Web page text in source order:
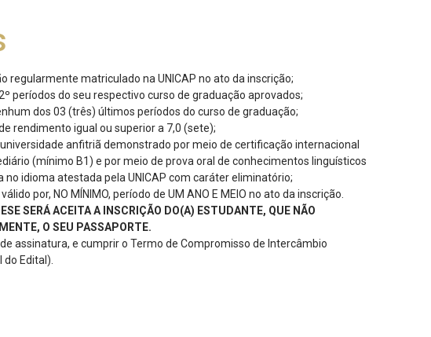
regularmente matriculado na UNICAP no ato da inscrição;
períodos do seu respectivo curso de graduação aprovados;
dos 03 (três) últimos períodos do curso de graduação;
rendimento igual ou superior a 7,0 (sete);
anfitriã demonstrado por meio de certificação internacional
(mínimo B1) e por meio de prova oral de conhecimentos linguísticos
idioma atestada pela UNICAP com caráter eliminatório;
por, NO MÍNIMO, período de UM ANO E MEIO no ato da inscrição.
SERÁ ACEITA A INSCRIÇÃO DO(A) ESTUDANTE, QUE NÃO
O SEU PASSAPORTE.
assinatura, e cumprir o Termo de Compromisso de Intercâmbio
Edital).